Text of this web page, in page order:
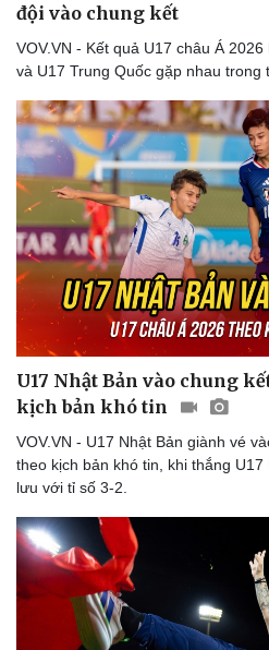
Bóng đá
Lịch thi đấu bóng đá
Thế giới thể thao
eSports
Hậu trường
đội vào chung kết
VOV.VN - Kết quả U17 châu Á
và U17 Trung Quốc gặp nhau trong
U17 Nhật Bản vào chung
kịch bản khó tin
VOV.VN - U17 Nhật Bản giành vé
theo kịch bản khó tin, khi thắng
lưu với tỉ số 3-2.